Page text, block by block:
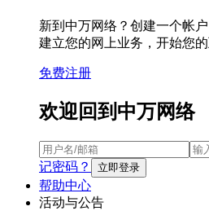
新到中万网络？创建一个帐户
建立您的网上业务，开始您的
免费注册
欢迎回到中万网络
记密码？
帮助中心
活动与公告